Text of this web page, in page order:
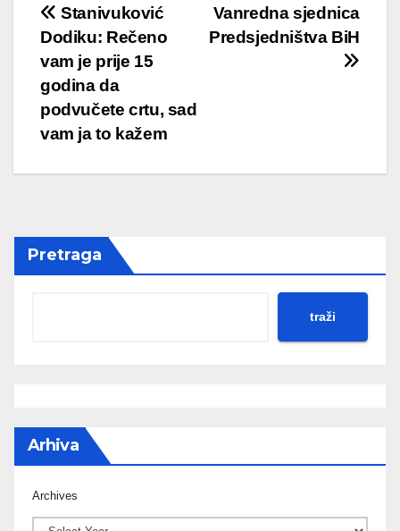
Post
navigation
Vanredna sjednica
Predsjedništva BiH
Stanivuković
Dodiku: Rečeno
vam je prije 15
godina da
podvučete crtu, sad
vam ja to kažem
Pretraga
traži
Arhiva
Archives